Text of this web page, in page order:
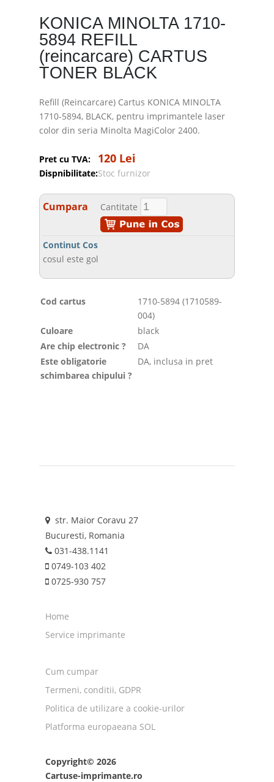
KONICA MINOLTA 1710-
5894 REFILL
(reincarcare) CARTUS
TONER BLACK
Refill (Reincarcare) Cartus KONICA MINOLTA
1710-5894, BLACK, pentru imprimantele laser
color din seria Minolta MagiColor 2400.
Pret cu TVA: 120 Lei
Dispnibilitate:Stoc furnizor
Cumpara Cantitate
Continut Cos
cosul este gol
Cod cartus
1710-5894 (1710589-
004)
Culoare
black
Are chip electronic ?
DA
Este obligatorie
schimbarea chipului ?
DA, inclusa in pret
str. Maior Coravu 27
Bucuresti, Romania
031-438.1141
0749-103 402
0725-930 757
Home
Service imprimante
Cum cumpar
Termeni, conditii, GDPR
Politica de utilizare a cookie-urilor
Platforma europaeana SOL
Copyright© 2026
Cartuse-imprimante.ro